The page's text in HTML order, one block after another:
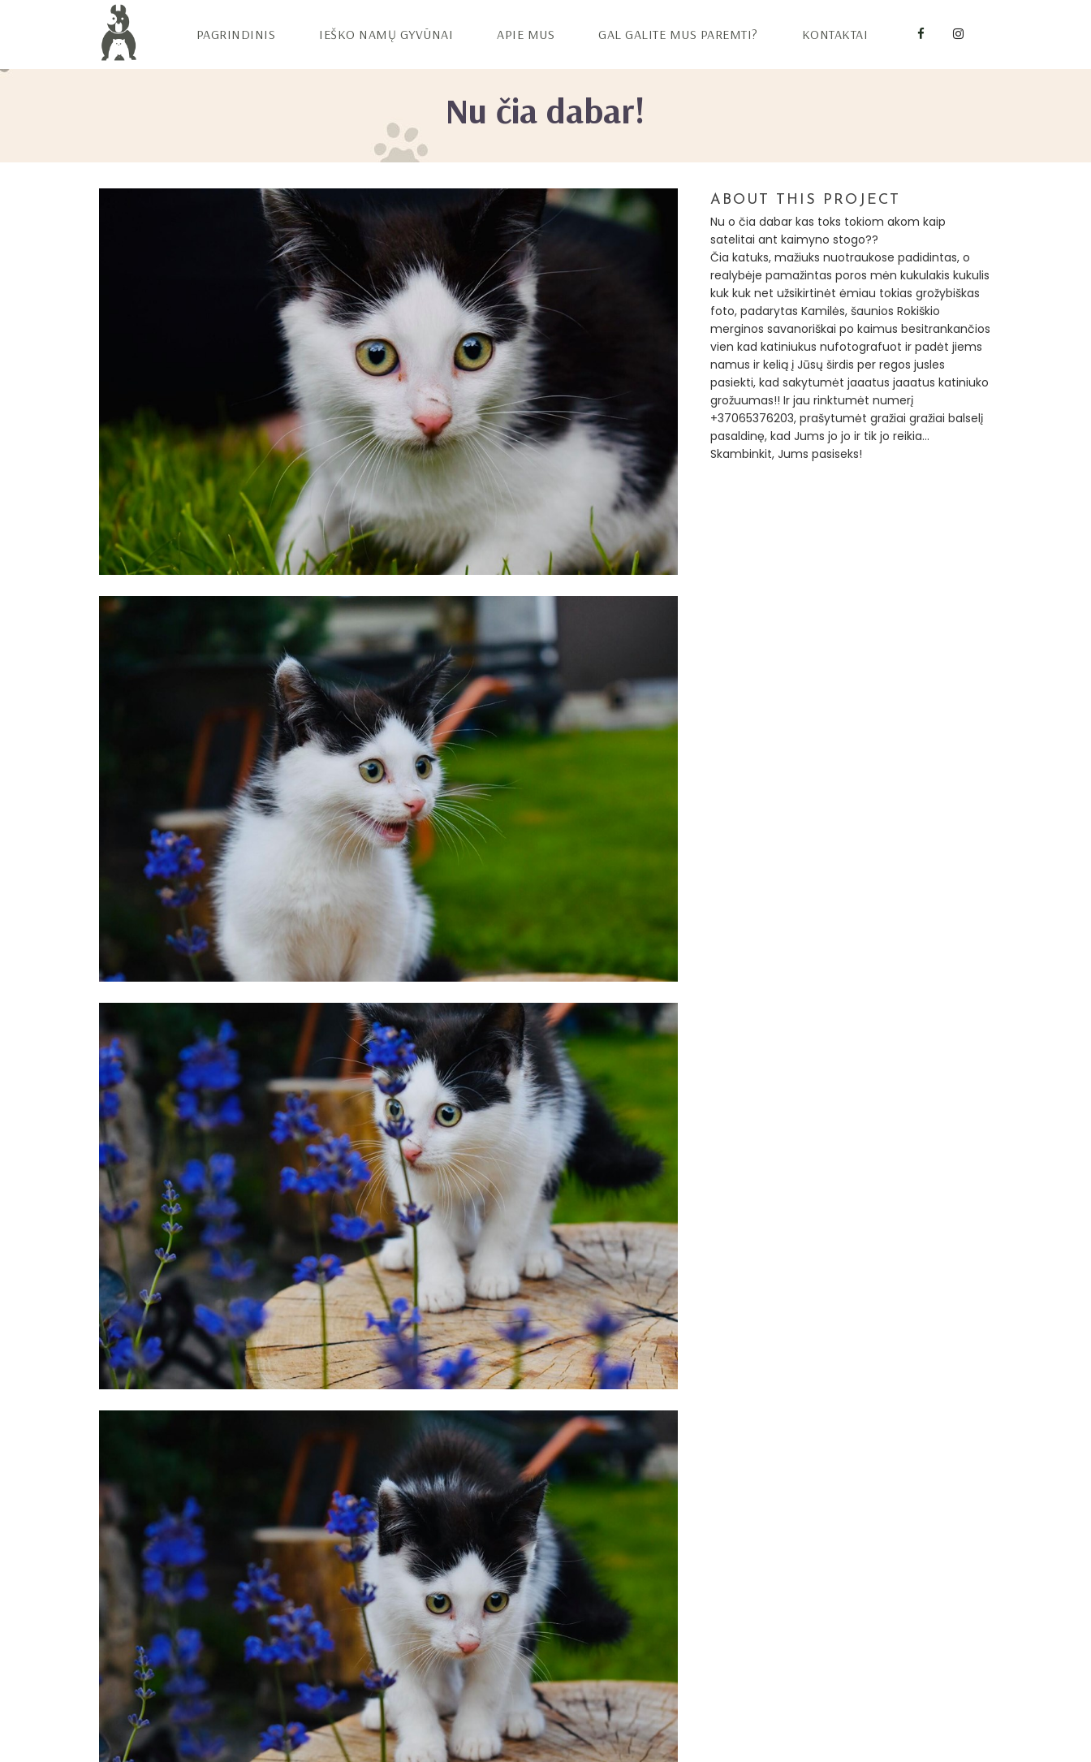
PAGRINDINIS IEŠKO NAMŲ GYVŪNAI APIE MUS GAL GALITE MUS PAREMTI? KONTAKTAI
Nu čia dabar!
ABOUT THIS PROJECT
Nu o čia dabar kas toks tokiom akom kaip
satelitai ant kaimyno stogo??
Čia katuks, mažiuks nuotraukose padidintas, o
realybėje pamažintas poros mėn kukulakis kukulis
kuk kuk net užsikirtinėt ėmiau tokias grožybiškas
foto, padarytas Kamilės, šaunios Rokiškio
merginos savanoriškai po kaimus besitrankančios
vien kad katiniukus nufotografuot ir padėt jiems
namus ir kelią į Jūsų širdis per regos jusles
pasiekti, kad sakytumėt jaaatus jaaatus katiniuko
grožuumas!! Ir jau rinktumėt numerį
+37065376203, prašytumėt gražiai gražiai balselį
pasaldinę, kad Jums jo jo ir tik jo reikia…
Skambinkit, Jums pasiseks!